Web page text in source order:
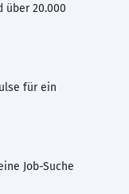
über 20.000
für ein
Job-Suche